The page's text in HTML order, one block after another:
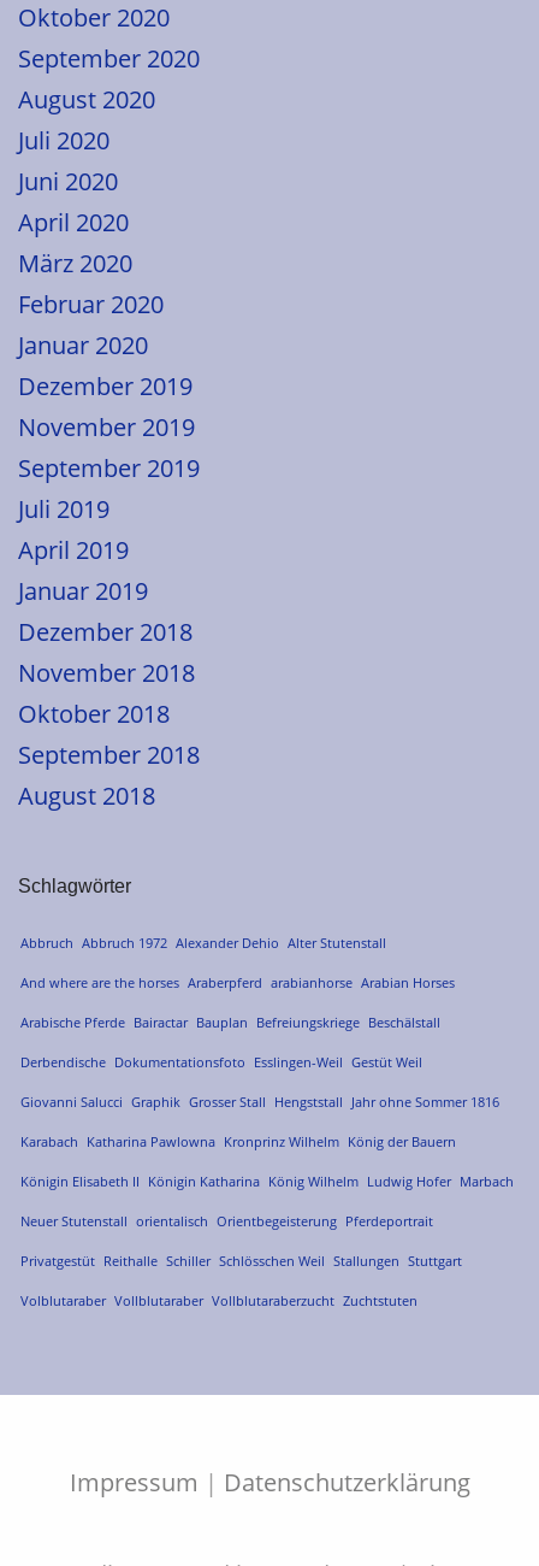
Oktober 2020
September 2020
August 2020
Juli 2020
Juni 2020
April 2020
März 2020
Februar 2020
Januar 2020
Dezember 2019
November 2019
September 2019
Juli 2019
April 2019
Januar 2019
Dezember 2018
November 2018
Oktober 2018
September 2018
August 2018
Schlagwörter
Abbruch Abbruch 1972 Alexander Dehio Alter Stutenstall
And where are the horses Araberpferd arabianhorse Arabian Horses
Arabische Pferde Bairactar Bauplan Befreiungskriege Beschälstall
Derbendische Dokumentationsfoto Esslingen-Weil Gestüt Weil
Giovanni Salucci Graphik Grosser Stall Hengststall Jahr ohne Sommer 1816
Karabach Katharina Pawlowna Kronprinz Wilhelm König der Bauern
Königin Elisabeth II Königin Katharina König Wilhelm Ludwig Hofer Marbach
Neuer Stutenstall orientalisch Orientbegeisterung Pferdeportrait
Privatgestüt Reithalle Schiller Schlösschen Weil Stallungen Stuttgart
Volblutaraber Vollblutaraber Vollblutaraberzucht Zuchtstuten
Impressum | Datenschutzerklärung